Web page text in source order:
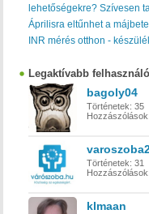
lehetőségekre? Szívesen
Áprilisra eltűnhet a
INR mérés otthon -
Legaktívabb
bagoly04
Történetek: 35
Hozzászólások:
Történetek: 31
Hozzászólások:
klmaan